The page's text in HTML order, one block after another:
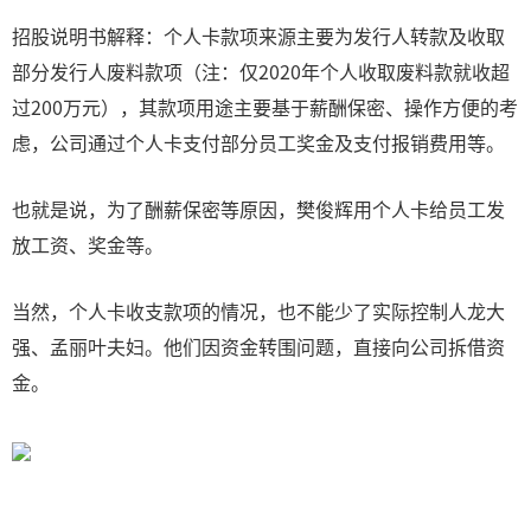
招股说明书解释：个人卡款项来源主要为发行人转款及收取
部分发行人废料款项（注：仅2020年个人收取废料款就收超
过200万元），其款项用途主要基于薪酬保密、操作方便的考
虑，公司通过个人卡支付部分员工奖金及支付报销费用等。
也就是说，为了酬薪保密等原因，樊俊辉用个人卡给员工发
放工资、奖金等。
当然，个人卡收支款项的情况，也不能少了实际控制人龙大
强、孟丽叶夫妇。他们因资金转围问题，直接向公司拆借资
金。